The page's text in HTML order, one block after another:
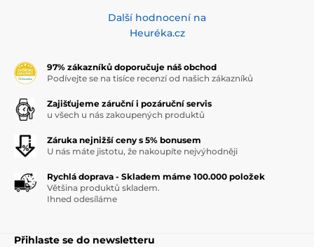
Další hodnocení na
Heuréka.cz
97% zákazníků doporučuje náš obchod
Podívejte se na tisíce recenzí od našich zákazníků
Zajišťujeme záruční i pozáruční servis
u všech u nás zakoupených produktů
Záruka nejnižší ceny s 5% bonusem
U nás máte jistotu, že nakoupíte nejvýhodněji
Rychlá doprava - Skladem máme 100.000 položek
Většina produktů skladem.
Ihned odesíláme
Přihlaste se do newsletteru